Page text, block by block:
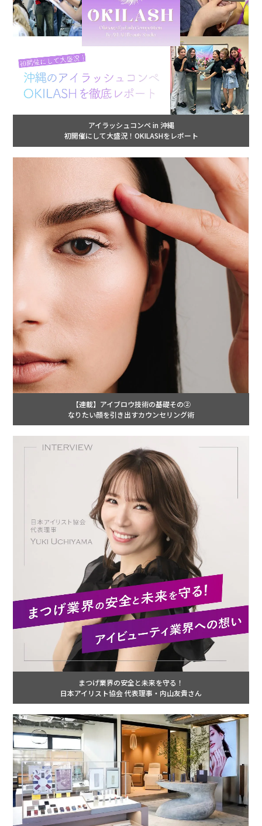
アイラッシュコンペ in 沖縄
初開催にして大盛況！OKILASHをレポート
【連載】アイブロウ技術の基礎その②
なりたい顔を引き出すカウンセリング術
まつげ業界の安全と未来を守る！
日本アイリスト協会 代表理事・内山友貴さん